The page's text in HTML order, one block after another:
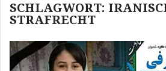
SCHLAGWORT:
STRAFRECHT